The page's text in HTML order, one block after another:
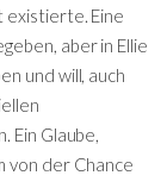
existierte. Eine
aber in Ellie
und will, auch
Glaube,
von der Chance